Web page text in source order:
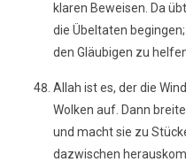
klaren Beweisen. Da
die Übeltaten
den Gläubigen zu
Allah ist es, der die
Wolken auf. Dann
und macht sie zu
dazwischen